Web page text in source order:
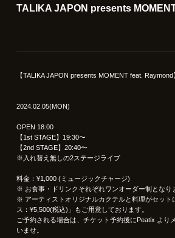
TALIKA JAPON presents
【TALIKA JAPON presents MOMENT feat. Raymond
2024.02.05(MON)
OPEN 18:00
【1st STAGE】19:30〜
【2nd STAGE】20:40〜
※入れ替え無しの2ステージライブ
料金：¥1,000 (ミュージックチャージ)
※ お食事・ドリンクそれぞれワンオーダー制となり
※ アーティストオリジナルカクテルと料理がセット
ス：¥5,500(税込)」もご用意しております。
ご予約される場合は、チケット予約後にPeatix より
いませ。